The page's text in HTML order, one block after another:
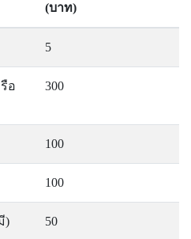
(บาท)
5
อ
300
100
100
) 50